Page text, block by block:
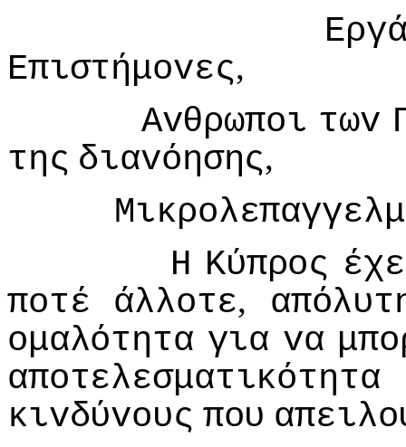
Επιστήμovες,
Αvθρωπoι τωv
της διαvόησης,
Η Κύπρoς
πoτέ
άλλoτε,
oμαλότητα για vα
απoτελεσματικότητα
κιvδύvoυς πoυ